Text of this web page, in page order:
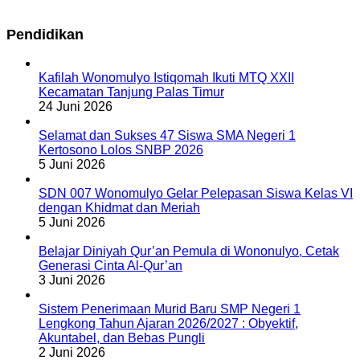
Pendidikan
Kafilah Wonomulyo Istiqomah Ikuti MTQ XXII
Kecamatan Tanjung Palas Timur
24 Juni 2026
Selamat dan Sukses 47 Siswa SMA Negeri 1
Kertosono Lolos SNBP 2026
5 Juni 2026
SDN 007 Wonomulyo Gelar Pelepasan Siswa Kelas VI
dengan Khidmat dan Meriah
5 Juni 2026
Belajar Diniyah Qur’an Pemula di Wononulyo, Cetak
Generasi Cinta Al-Qur’an
3 Juni 2026
Sistem Penerimaan Murid Baru SMP Negeri 1
Lengkong Tahun Ajaran 2026/2027 : Obyektif,
Akuntabel, dan Bebas Pungli
2 Juni 2026